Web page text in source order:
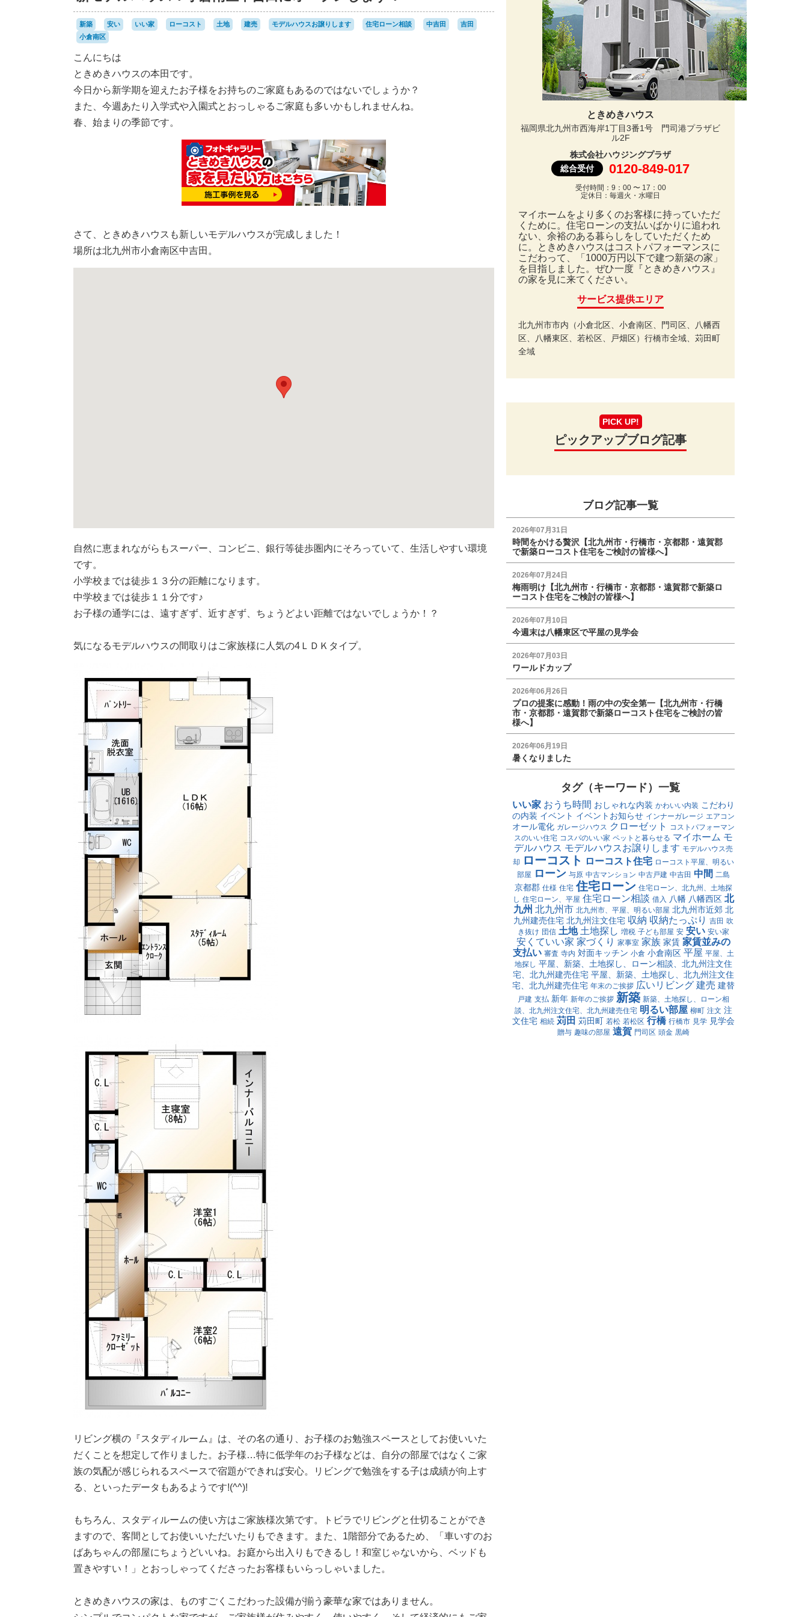
新築 安い いい家 ローコスト 土地 建売 モデルハウスお譲りします 住宅ローン相談 中吉田
吉田
小倉南区
こんにちは
ときめきハウスの本田です。
今日から新学期を迎えたお子様をお持ちのご家庭もあるのではないでしょうか？
また、今週あたり入学式や入園式とおっしゃるご家庭も多いかもしれませんね。
春、始まりの季節です。
さて、ときめきハウスも新しいモデルハウスが完成しました！
場所は北九州市小倉南区中吉田。
自然に恵まれながらもスーパー、コンビニ、銀行等徒歩圏内にそろっていて、生活しやすい環境
です。
小学校までは徒歩１３分の距離になります。
中学校までは徒歩１１分です♪
お子様の通学には、遠すぎず、近すぎず、ちょうどよい距離ではないでしょうか！？
気になるモデルハウスの間取りはご家族様に人気の4ＬＤＫタイプ。
リビング横の『スタディルーム』は、その名の通り、お子様のお勉強スペースとしてお使いいた
だくことを想定して作りました。お子様…特に低学年のお子様などは、自分の部屋ではなくご家
族の気配が感じられるスペースで宿題ができれば安心。リビングで勉強をする子は成績が向上す
る、といったデータもあるようです!(^^)!
もちろん、スタディルームの使い方はご家族様次第です。トビラでリビングと仕切ることができ
ますので、客間としてお使いいただいたりもできます。また、1階部分であるため、「車いすのお
ばあちゃんの部屋にちょうどいいね。お庭から出入りもできるし！和室じゃないから、ベッドも
置きやすい！」とおっしゃってくださったお客様もいらっしゃいました。
ときめきハウスの家は、ものすごくこだわった設備が揃う豪華な家ではありません。
ときめきハウス
福岡県北九州市西海岸1丁目3番1号 門司港プラザビ
ル2F
株式会社ハウジングプラザ
総合受付
0120-849-017
受付時間：9：00 〜 17：00
定休日：毎週火・水曜日
マイホームをより多くのお客様に持っていただ
くために。住宅ローンの支払いばかりに追われ
ない、余裕のある暮らしをしていただくため
に。ときめきハウスはコストパフォーマンスに
こだわって、「1000万円以下で建つ新築の家」
を目指しました。ぜひ一度『ときめきハウス』
の家を見に来てください。
サービス提供エリア
北九州市市内（小倉北区、小倉南区、門司区、八幡西
区、八幡東区、若松区、戸畑区）行橋市全域、苅田町
全域
PICK UP!
ピックアップブログ記事
ブログ記事一覧
2026年07月31日
時間をかける贅沢【北九州市・行橋市・京都郡・遠賀郡
で新築ローコスト住宅をご検討の皆様へ】
2026年07月24日
梅雨明け【北九州市・行橋市・京都郡・遠賀郡で新築ロ
ーコスト住宅をご検討の皆様へ】
2026年07月10日
今週末は八幡東区で平屋の見学会
2026年07月03日
ワールドカップ
2026年06月26日
プロの提案に感動！雨の中の安全第一【北九州市・行橋
市・京都郡・遠賀郡で新築ローコスト住宅をご検討の皆
様へ】
2026年06月19日
暑くなりました
タグ（キーワード）一覧
いい家 おうち時間 おしゃれな内装 かわいい内装 こだわり
の内装 イベント イベントお知らせ インナーガレージ エアコン
オール電化 ガレージハウス クローゼット
コストパフォーマン
スのいい住宅 コスパのいい家 ペットと暮らせる マイホーム モ
デルハウス モデルハウスお譲りします モデルハウス売
却 ローコスト ローコスト住宅 ローコスト平屋、明るい
部屋 ローン 与原 中古マンション 中古戸建 中吉田 中間 二島
京都郡 仕様 住宅 住宅ローン 住宅ローン、北九州、土地探
し 住宅ローン、平屋 住宅ローン相談 借入 八幡 八幡西区 北
九州 北九州市 北九州市、平屋、明るい部屋 北九州市近郊 北
九州建売住宅 北九州注文住宅 収納 収納たっぷり 吉田 吹
き抜け 団信 土地 土地探し 増税 子ども部屋 安 安い 安い家
安くていい家 家づくり 家事室 家族 家賃 家賃並みの
支払い 審査 寺内 対面キッチン 小倉 小倉南区 平屋 平屋、土
地探し 平屋、新築、土地探し、ローン相談、北九州注文住
宅、北九州建売住宅 平屋、新築、土地探し、北九州注文住
宅、北九州建売住宅 年末のご挨拶 広いリビング 建売 建替
戸建 支払 新年 新年のご挨拶 新築 新築、土地探し、ローン相
談、北九州注文住宅、北九州建売住宅 明るい部屋 柳町 注文 注
文住宅 相続 苅田 苅田町 若松 若松区 行橋 行橋市 見学 見学会
贈与 趣味の部屋 遠賀 門司区 頭金 黒崎